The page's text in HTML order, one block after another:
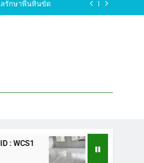
รักษาพื้นหินขัด
ID : WCS1
ขัดพื้นหินขัด อบต.แหลมบัว
1 ปี Ago